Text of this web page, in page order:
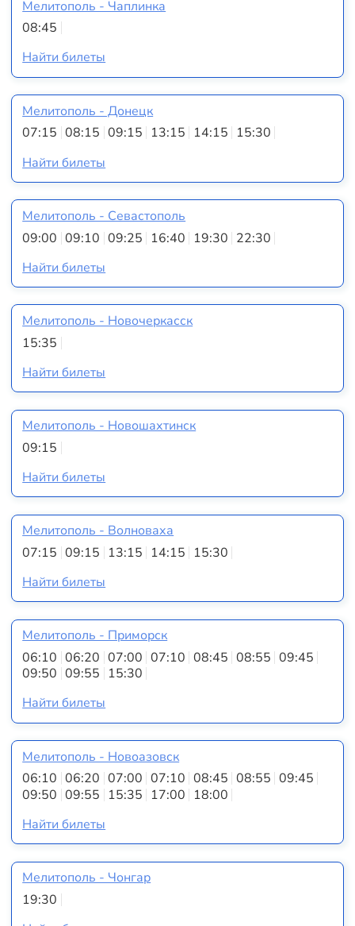
Мелитополь - Чаплинка
08:45
Найти билеты
Мелитополь - Донецк
07:15 08:15 09:15 13:15 14:15 15:30
Найти билеты
Мелитополь - Севастополь
09:00 09:10 09:25 16:40 19:30 22:30
Найти билеты
Мелитополь - Новочеркасск
15:35
Найти билеты
Мелитополь - Новошахтинск
09:15
Найти билеты
Мелитополь - Волноваха
07:15 09:15 13:15 14:15 15:30
Найти билеты
Мелитополь - Приморск
06:10 06:20 07:00 07:10 08:45 08:55 09:45
09:50 09:55 15:30
Найти билеты
Мелитополь - Новоазовск
06:10 06:20 07:00 07:10 08:45 08:55 09:45
09:50 09:55 15:35 17:00 18:00
Найти билеты
Мелитополь - Чонгар
19:30